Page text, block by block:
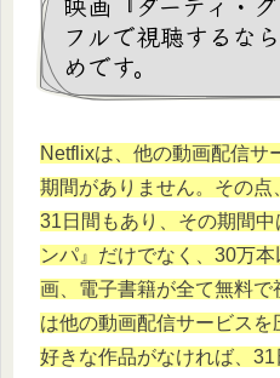
フルで視聴するな
めです。
Netflixは、他の動画配信サ
期間がありません。その
31日間もあり、その期間
ンパ』だけでなく、30万
画、電子書籍が全て無料
は他の動画配信サービスを
好きな作品がなければ、